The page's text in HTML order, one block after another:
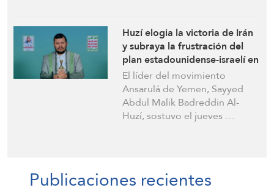
Huzí elogia la victoria de Irán
y subraya la frustración del
plan estadounidense-israelí en
la región
El líder del movimiento
Ansarulá de Yemen, Sayyed
Abdul Malik Badreddin Al-
Huzí, sostuvo el jueves …
Publicaciones recientes